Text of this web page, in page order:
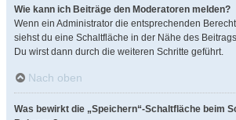
Wie kann ich Beiträge den Moderatoren melden?
Wenn ein Administrator die entsprechenden
siehst du eine Schaltfläche in der Nähe des
Du wirst dann durch die weiteren Schritte geführt.
Nach oben
Was bewirkt die „Speichern“-Schaltfläche beim